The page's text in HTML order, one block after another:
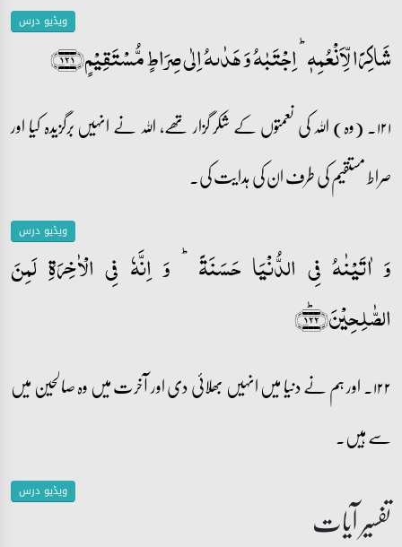
ویڈیو درس
شَاکِرًا لِّاَنۡعُمِہٖ ؕ اِجۡتَبٰہُ وَ ہَدٰىہُ اِلٰی صِرَاطٍ مُّسۡتَقِیۡمٍ﴿۱۲۱﴾
۱۲۱۔ (وہ) اللہ کی نعمتوں کے شکر گزار تھے، اللہ نے انہیں برگزیدہ کیا اور
صراط مستقیم کی طرف ان کی ہدایت کی۔
ویڈیو درس
وَ اٰتَیۡنٰہُ فِی الدُّنۡیَا حَسَنَۃً ؕ وَ اِنَّہٗ فِی الۡاٰخِرَۃِ لَمِنَ
الصّٰلِحِیۡنَ﴿۱۲۲﴾ؕ
۱۲۲۔ اور ہم نے دنیا میں انہیں بھلائی دی اور آخرت میں وہ صالحین میں
سے ہیں۔
ویڈیو درس تفسیر آیات